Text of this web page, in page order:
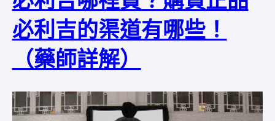
必利吉的渠道有哪些！
（藥師詳解）